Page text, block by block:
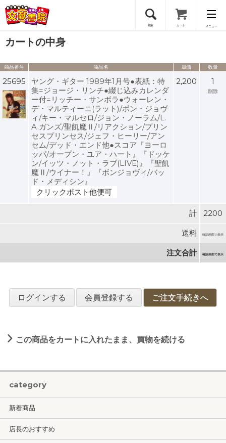
検索 カート メニュー
会員登録
ログイン
カートの中身
商品番号 商品名 単価 数量
25695
ヤング・ギター 1989年1月号●表紙：特
集=ジョージ・リンチ●綴じ込みカレンダ
ー付=リッチー・サンボラ●ウォーレン・
デ・マルティーニ(ラット)/ボン・ジョヴ
ィ/キー・マルセロ/ジョン・ノーラム/L.
A.ガンズ/聖飢魔Ⅱ/リアクション/プリン
セスプリンセス/ジェフ・ヒーリー/アン
セム/デッド・エンド他●スコア『ヨーロ
ッパ/オープン・ユア・ハート』『ドッケ
ン/イッツ・ノット・ラブ(LIVE)』『聖飢
魔Ⅱ/ウイナー！』『ボンジョヴィ/バッ
ド・メディシン』
クリックポスト他便可
2,200 1
削除
計 2200
送料 確認画面で表示
注文合計 確認画面で表示
ログインする 会員登録する ご注文手続きへ
この商品をカートに入れたまま、買物を続ける
category
新着商品
店長のおすすめ